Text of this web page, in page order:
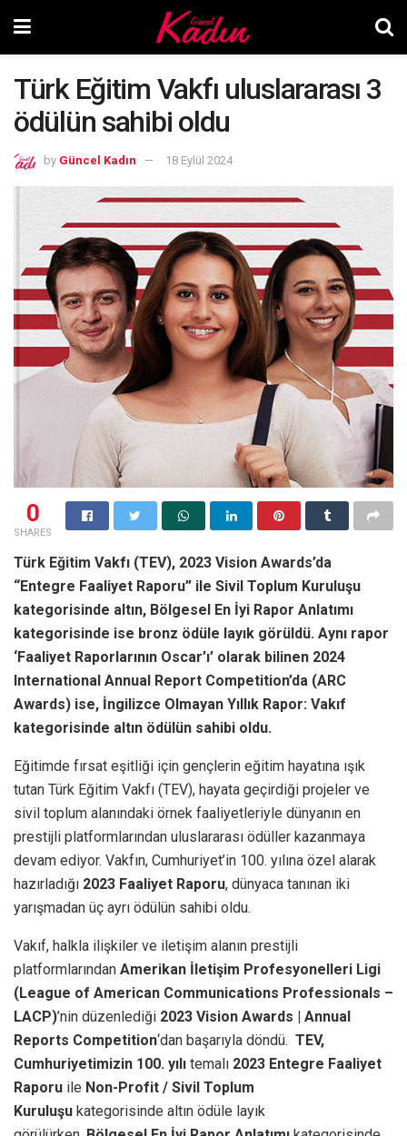
Türk Eğitim Vakfı uluslararası 3
ödülün sahibi oldu
by Güncel Kadın 18 Eylül 2024
0
SHARES
Türk Eğitim Vakfı (TEV), 2023 Vision Awards’da
“Entegre Faaliyet Raporu” ile Sivil Toplum Kuruluşu
kategorisinde altın, Bölgesel En İyi Rapor Anlatımı
kategorisinde ise bronz ödüle layık görüldü. Aynı rapor
‘Faaliyet Raporlarının Oscar’ı’ olarak bilinen 2024
International Annual Report Competition’da (ARC
Awards) ise, İngilizce Olmayan Yıllık Rapor: Vakıf
kategorisinde altın ödülün sahibi oldu.
Eğitimde fırsat eşitliği için gençlerin eğitim hayatına ışık
tutan Türk Eğitim Vakfı (TEV), hayata geçirdiği projeler ve
sivil toplum alanındaki örnek faaliyetleriyle dünyanın en
prestijli platformlarından uluslararası ödüller kazanmaya
devam ediyor. Vakfın, Cumhuriyet’in 100. yılına özel alarak
hazırladığı 2023 Faaliyet Raporu, dünyaca tanınan iki
yarışmadan üç ayrı ödülün sahibi oldu.
Vakıf, halkla ilişkiler ve iletişim alanın prestijli
platformlarından Amerikan İletişim Profesyonelleri Ligi
(League of American Communications Professionals –
LACP)’nin düzenlediği 2023 Vision Awards | Annual
Reports Competition‘dan başarıyla döndü. TEV,
Cumhuriyetimizin 100. yılı temalı 2023 Entegre Faaliyet
Raporu ile Non-Profit / Sivil Toplum
Kuruluşu kategorisinde altın ödüle layık